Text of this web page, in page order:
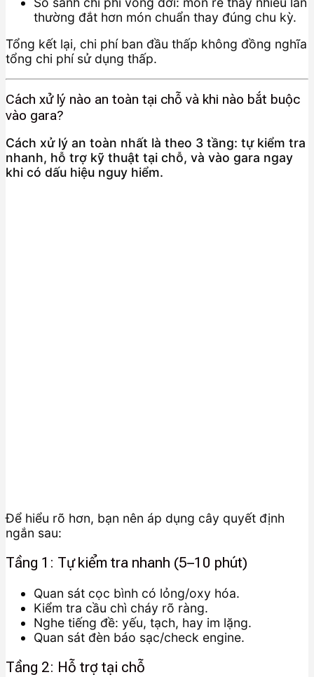
thường đắt hơn món chuẩn thay đúng chu kỳ.
Tổng kết lại, chi phí ban đầu thấp không đồng nghĩa
tổng chi phí sử dụng thấp.
Cách xử lý nào an toàn tại chỗ và khi nào bắt buộc
vào gara?
Cách xử lý an toàn nhất là theo 3 tầng: tự kiểm tra
nhanh, hỗ trợ kỹ thuật tại chỗ, và vào gara ngay
khi có dấu hiệu nguy hiểm.
Để hiểu rõ hơn, bạn nên áp dụng cây quyết định
ngắn sau:
Tầng 1: Tự kiểm tra nhanh (5–10 phút)
Quan sát cọc bình có lỏng/oxy hóa.
Kiểm tra cầu chì cháy rõ ràng.
Nghe tiếng đề: yếu, tạch, hay im lặng.
Quan sát đèn báo sạc/check engine.
Tầng 2: Hỗ trợ tại chỗ